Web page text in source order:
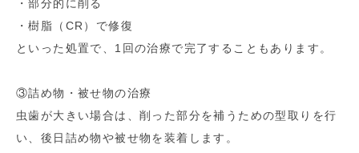
・部分的に削る
・樹脂（CR）で修復
といった処置で、1回の治療で完了することもあります。
③詰め物・被せ物の治療
虫歯が大きい場合は、削った部分を補うための型取りを行
い、後日詰め物や被せ物を装着します。